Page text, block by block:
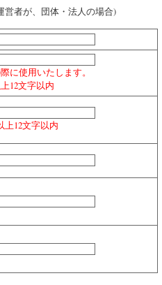
営者が、団体・法人の場合)
に使用いたします。
12文字以内
上12文字以内